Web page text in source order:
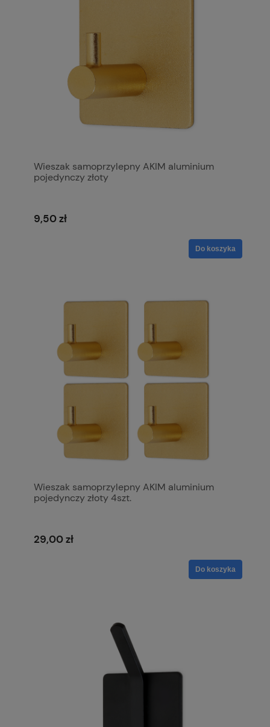
Wieszak samoprzylepny AKIM aluminium
pojedynczy złoty
9,50 zł
Do koszyka
Wieszak samoprzylepny AKIM aluminium
pojedynczy złoty 4szt.
29,00 zł
Do koszyka